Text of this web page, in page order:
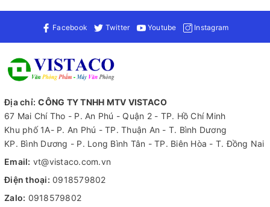
Facebook Twitter Youtube Instagram
Địa chỉ: CÔNG TY TNHH MTV VISTACO
67 Mai Chí Tho - P. An Phú - Quận 2 - TP. Hồ Chí Minh
Khu phố 1A- P. An Phú - TP. Thuận An - T. Bình Dương
KP. Bình Dương - P. Long Bình Tân - TP. Biên Hòa - T. Đồng Nai
Email: vt@vistaco.com.vn
Điện thoại: 0918579802
Zalo: 0918579802